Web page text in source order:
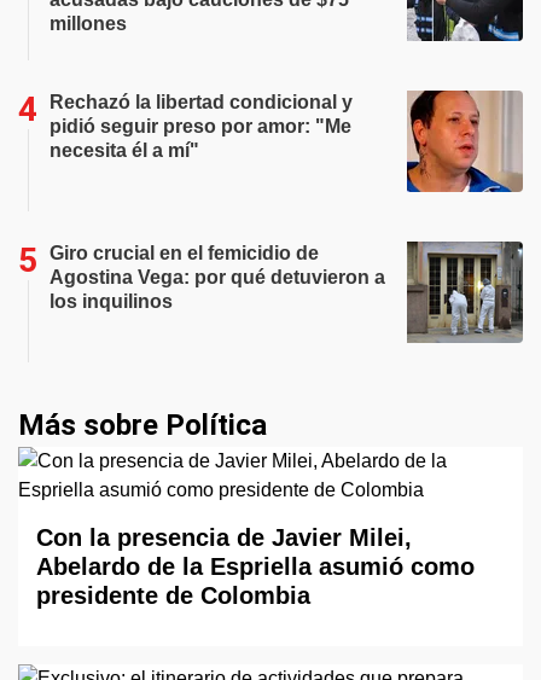
millones
Rechazó la libertad condicional y
pidió seguir preso por amor: "Me
necesita él a mí"
Giro crucial en el femicidio de
Agostina Vega: por qué detuvieron a
los inquilinos
Más sobre Política
Con la presencia de Javier Milei,
Abelardo de la Espriella asumió como
presidente de Colombia